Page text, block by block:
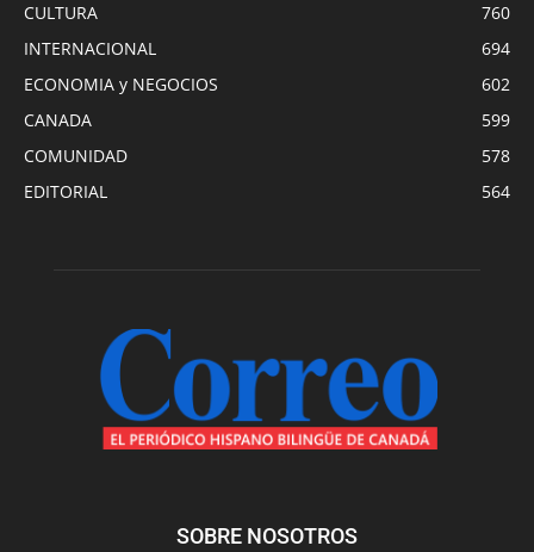
CULTURA
760
INTERNACIONAL
694
ECONOMIA y NEGOCIOS
602
CANADA
599
COMUNIDAD
578
EDITORIAL
564
SOBRE NOSOTROS